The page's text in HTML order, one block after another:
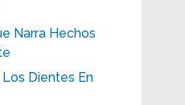
Narra Hechos
Dientes En